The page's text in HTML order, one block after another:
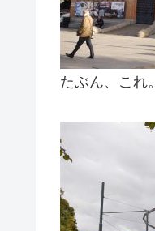
たぶん、これ。